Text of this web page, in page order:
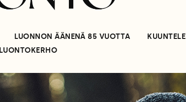
LUONNON ÄÄNENÄ 85 VUOTTA KUUNTELE
LUONTOKERHO